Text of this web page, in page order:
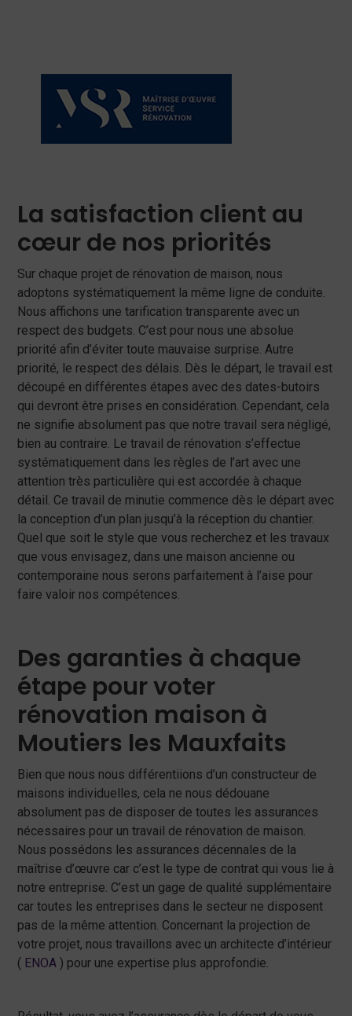
La satisfaction client au
cœur de nos priorités
Sur chaque projet de rénovation de maison, nous
adoptons systématiquement la même ligne de conduite.
Nous affichons une tarification transparente avec un
respect des budgets. C’est pour nous une absolue
priorité afin d’éviter toute mauvaise surprise. Autre
priorité, le respect des délais. Dès le départ, le travail est
découpé en différentes étapes avec des dates-butoirs
qui devront être prises en considération. Cependant, cela
ne signifie absolument pas que notre travail sera négligé,
bien au contraire. Le travail de rénovation s’effectue
systématiquement dans les règles de l’art avec une
attention très particulière qui est accordée à chaque
détail. Ce travail de minutie commence dès le départ avec
la conception d’un plan jusqu’à la réception du chantier.
Quel que soit le style que vous recherchez et les travaux
que vous envisagez, dans une maison ancienne ou
contemporaine nous serons parfaitement à l’aise pour
faire valoir nos compétences.
Des garanties à chaque
étape pour voter
rénovation maison à
Moutiers les Mauxfaits
Bien que nous nous différentiions d’un constructeur de
maisons individuelles, cela ne nous dédouane
absolument pas de disposer de toutes les assurances
nécessaires pour un travail de rénovation de maison.
Nous possédons les assurances décennales de la
maîtrise d’œuvre car c’est le type de contrat qui vous lie à
notre entreprise. C’est un gage de qualité supplémentaire
car toutes les entreprises dans le secteur ne disposent
pas de la même attention. Concernant la projection de
votre projet, nous travaillons avec un architecte d’intérieur
( ENOA ) pour une expertise plus approfondie.